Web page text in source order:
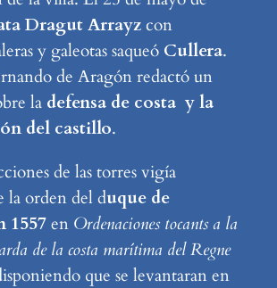
Dragut Arrayzcon
y galeotas saqueó Cullera.
de Aragón redactó un
la defensa de costa y la
del castillo.
de las torres vigía
la orden del duque de
1557en Ordenaciones tocants a la
de la costa marítima del Regne
que se levantaran en